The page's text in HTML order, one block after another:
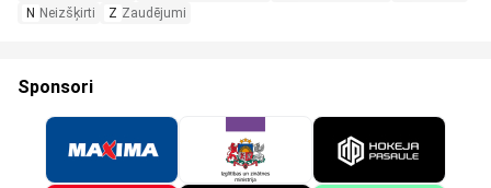
N Neizšķirti Z Zaudējumi
Sponsori